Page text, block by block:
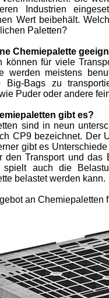
Industrien
Wert beibehält.
Paletten?
Chemiepalette
können für viele
werden meistens
Big-Bags zu
Puder oder andere
gibt es?
sind in neun
CP9 bezeichnet. Der
gibt es
den Transport und das
spielt auch die
belastet werden kann.
an Chemiepaletten